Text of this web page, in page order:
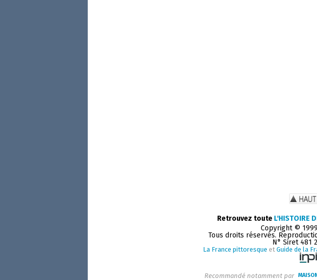
Retrouvez toute L'HISTOIRE
Copyright ©
Tous droits réservés.
N° Siret 481
La France pittoresque et Guide de la
Recommandé notamment par